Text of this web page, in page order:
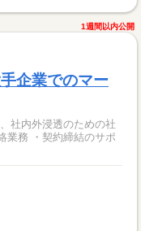
1週間以内公開
企業でのマー
社内外浸透のための社
業務 ・契約締結のサポ